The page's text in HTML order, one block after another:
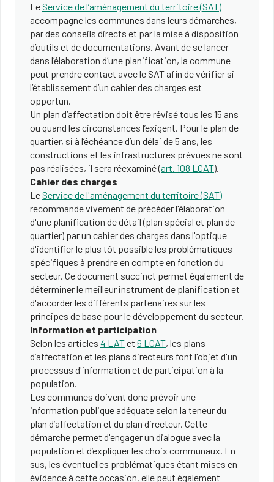
LeService de l’aménagement du territoire (SAT)
accompagne les communes dans leurs démarches,
par des conseils directs et par la mise à disposition
d’outils et de documentations. Avant de se lancer
dans l’élaboration d’une planification, la commune
peut prendre contact avec le SAT afin de vérifier si
l’établissement d’un cahier des charges est
opportun.
Un plan d’affectation doit être révisé tous les 15 ans
ou quand les circonstances l’exigent. Pour le plan de
quartier, si à l’échéance d’un délai de 5 ans, les
constructions et les infrastructures prévues ne sont
pas réalisées, il sera réexaminé (art. 108 LCAT).
Cahier des charges
LeService de l'aménagement du territoire (SAT)
recommande vivement de précéder l'élaboration
d'une planification de détail (plan spécial et plan de
quartier) par un cahier des charges dans l'optique
d'identifier le plus tôt possible les problématiques
spécifiques à prendre en compte en fonction du
secteur. Ce document succinct permet également de
déterminer le meilleur instrument de planification et
d'accorder les différents partenaires sur les
principes de base pour le développement du secteur.
Information et participation
Selon les articles 4 LATet 6 LCAT, les plans
d’affectation et les plans directeurs font l'objet d'un
processus d'information et de participation à la
population.
Les communes doivent donc prévoir une
information publique adéquate selon la teneur du
plan d’affectation et du plan directeur. Cette
démarche permet d'engager un dialogue avec la
population et d’expliquer les choix communaux. En
sus, les éventuelles problématiques étant mises en
évidence à cette occasion, elle peut également